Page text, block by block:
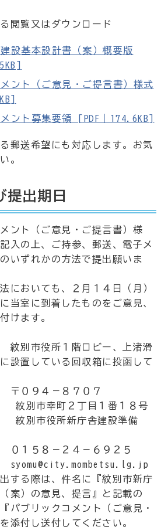
閲覧又はダウンロード
設基本設計書（案）概要版
ント（ご意見・ご提言書）様式
ント募集要領 [PDF｜174.6KB]
郵送希望にも対応します。お気
。
提出期日
ント（ご意見・ご提言書）様
入の上、ご持参、郵送、電子メ
いずれかの方法で提出願いま
においても、２月１４日（月）
当室に到着したものをご意見、
けます。
市役所１階ロビー、上渚滑
設置している回収箱に投函して
９４－８７０７
２丁目１番１８号
新庁舎建設準備
０１５８－２４－６９２５
syomu@city.mombetsu.lg.jp
する際は、件名に『紋別市新庁
案）の意見、提言』と記載の
パブリックコメント（ご意見・
添付し送付してください。